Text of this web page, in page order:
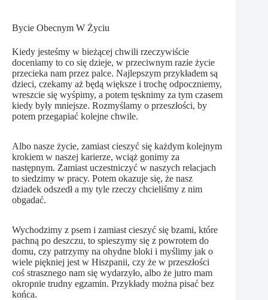
Bycie Obecnym W Życiu
Kiedy jesteśmy w bieżącej chwili rzeczywiście
doceniamy to co się dzieje, w przeciwnym razie życie
przecieka nam przez palce. Najlepszym przykładem są
dzieci, czekamy aż będą większe i trochę odpoczniemy,
wreszcie się wyśpimy, a potem tęsknimy za tym czasem
kiedy były mniejsze. Rozmyślamy o przeszłości, by
potem przegapiać kolejne chwile.
Albo nasze życie, zamiast cieszyć się każdym kolejnym
krokiem w naszej karierze, wciąż gonimy za
następnym. Zamiast uczestniczyć w naszych relacjach
to siedzimy w pracy. Potem okazuje się, że nasz
dziadek odszedł a my tyle rzeczy chcieliśmy z nim
obgadać.
Wychodzimy z psem i zamiast cieszyć się bzami, które
pachną po deszczu, to spieszymy się z powrotem do
domu, czy patrzymy na ohydne bloki i myślimy jak o
wiele piękniej jest w Hiszpanii, czy że w przeszłości
coś strasznego nam się wydarzyło, albo że jutro mam
okropnie trudny egzamin. Przykłady można pisać bez
końca.